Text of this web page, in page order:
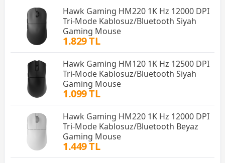
Hawk Gaming HM220 1K Hz 12000 DPI
Tri-Mode Kablosuz/Bluetooth Siyah
Gaming Mouse
1.829 TL
Hawk Gaming HM120 1K Hz 12500 DPI
Tri-Mode Kablosuz/Bluetooth Siyah
Gaming Mouse
1.099 TL
Hawk Gaming HM220 1K Hz 12000 DPI
Tri-Mode Kablosuz/Bluetooth Beyaz
Gaming Mouse
1.449 TL